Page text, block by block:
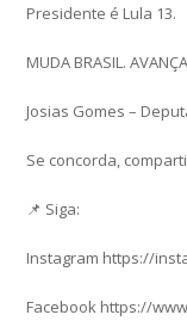
Presidente é Lula 13.
MUDA BRASIL.
Josias Gomes –
Se concorda,
📌 Siga:
Instagram https://
Facebook https://